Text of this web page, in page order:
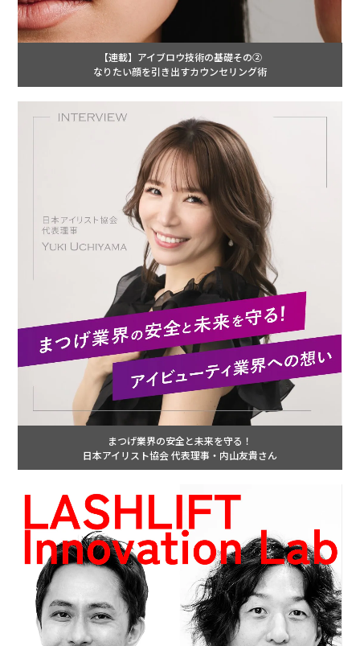
【連載】アイブロウ技術の基礎その②
なりたい顔を引き出すカウンセリング術
まつげ業界の安全と未来を守る！
日本アイリスト協会 代表理事・内山友貴さん